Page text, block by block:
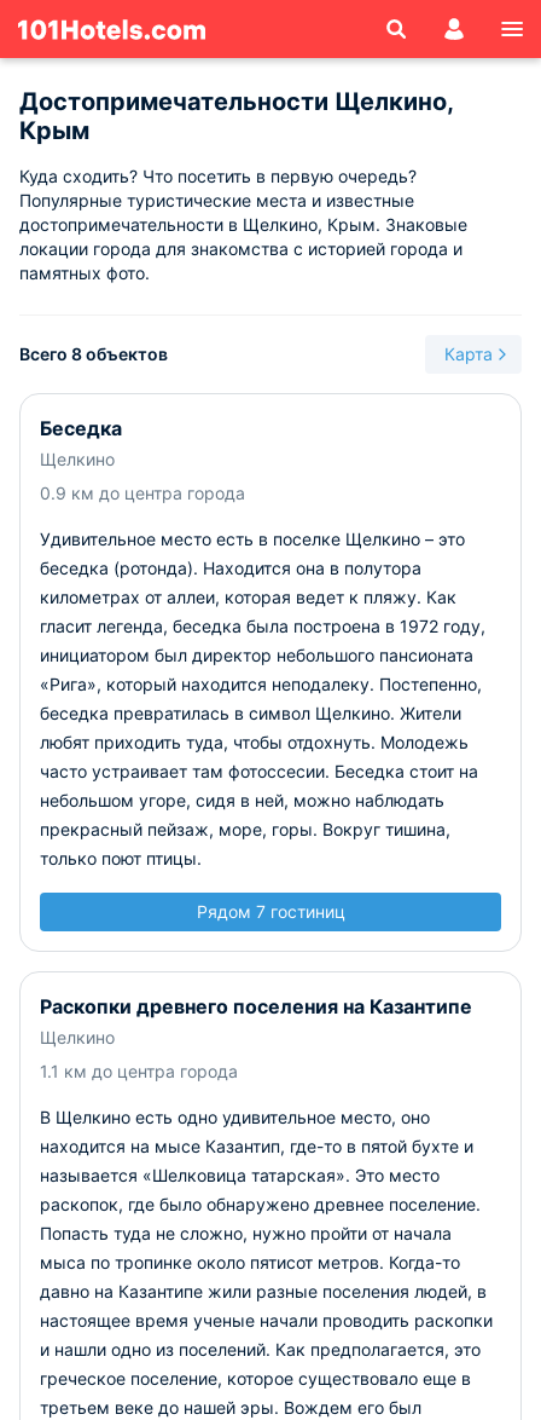
Достопримечательности Щелкино,
Крым
Куда сходить? Что посетить в первую очередь?
Популярные туристические места и известные
достопримечательности в Щелкино, Крым. Знаковые
локации города для знакомства с историей города и
памятных фото.
Всего 8 объектов Карта
Беседка
Щелкино
0.9 км до центра города
Удивительное место есть в поселке Щелкино – это
беседка (ротонда). Находится она в полутора
километрах от аллеи, которая ведет к пляжу. Как
гласит легенда, беседка была построена в 1972 году,
инициатором был директор небольшого пансионата
«Рига», который находится неподалеку. Постепенно,
беседка превратилась в символ Щелкино. Жители
любят приходить туда, чтобы отдохнуть. Молодежь
часто устраивает там фотоссесии. Беседка стоит на
небольшом угоре, сидя в ней, можно наблюдать
прекрасный пейзаж, море, горы. Вокруг тишина,
только поют птицы.
Рядом 7 гостиниц
Раскопки древнего поселения на Казантипе
Щелкино
1.1 км до центра города
В Щелкино есть одно удивительное место, оно
находится на мысе Казантип, где-то в пятой бухте и
называется «Шелковица татарская». Это место
раскопок, где было обнаружено древнее поселение.
Попасть туда не сложно, нужно пройти от начала
мыса по тропинке около пятисот метров. Когда-то
давно на Казантипе жили разные поселения людей, в
настоящее время ученые начали проводить раскопки
и нашли одно из поселений. Как предполагается, это
греческое поселение, которое существовало еще в
третьем веке до нашей эры. Вождем его был